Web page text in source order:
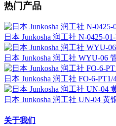
热门产品
日本 Junkosha 润工社 N-0425-
日本 Junkosha 润工社 WYU-06
日本 Junkosha 润工社 FO-6-
日本 Junkosha 润工社 UN-04 黄
关于我们